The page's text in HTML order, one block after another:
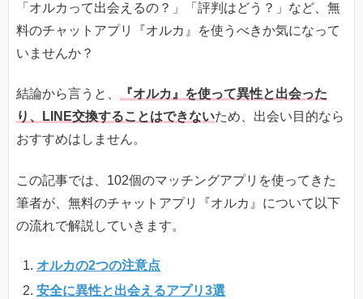
「オルカって出会えるの？」「評判はどう？」など、無
料のチャットアプリ『オルカ』を使うべきか気になって
いませんか？
結論から言うと、
『オルカ』を使って異性と出会った
り、LINE交換することはできないため、出会い目的なら
おすすめはしません。
この記事では、102個のマッチングアプリを使ってきた
筆者が、無料のチャットアプリ『オルカ』について以下
の流れで解説していきます。
オルカの2つの注意点
安全に異性と出会えるアプリ3選